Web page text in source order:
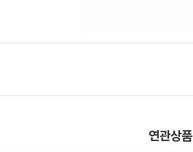
연관상품